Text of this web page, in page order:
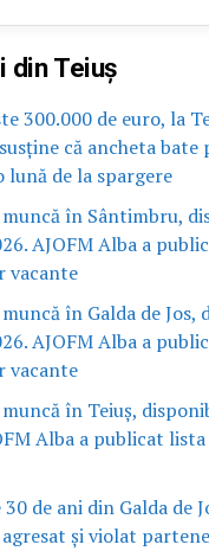
din Teiuș
300.000 de euro, la
că ancheta bate
lună de la spargere
în Sântimbru,
AJOFM Alba a
vacante
în Galda de Jos,
AJOFM Alba a
vacante
în Teiuș,
Alba a publicat
de ani din Galda de
și violat